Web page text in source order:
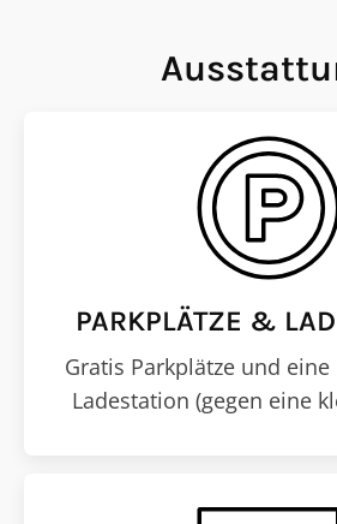
PARKPLÄTZE &
Gratis Parkplätze und eine
Ladestation (gegen eine